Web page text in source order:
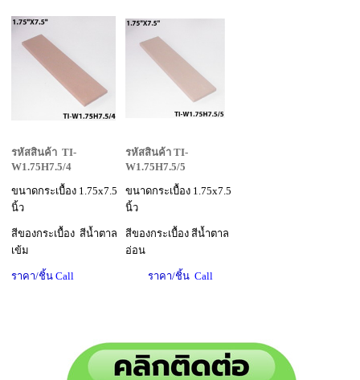
รหัสสินค้า TI-
W1.75H7.5/4
ขนาดกระเบื้อง 1.75x7.5
นิ้ว
สีของกระเบื้อง สีน้ำตาล
เข้ม
ราคา/ชิ้นCall
รหัสสินค้า TI-
W1.75H7.5/5
ขนาดกระเบื้อง 1.75x7.5
นิ้ว
สีของกระเบื้อง สีน้ำตาล
อ่อน
ราคา/ชิ้น Call